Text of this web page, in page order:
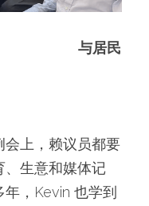
与居民
会上，赖议员都要
、生意和媒体记
，Kevin 也学到